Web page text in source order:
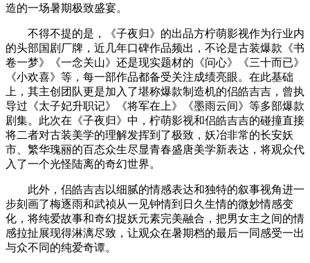
造的一场暑期极致盛宴。
不得不提的是，《子夜归》的出品方柠萌影视作为行业内
的头部国剧厂牌，近几年口碑作品频出，不论是古装爆款《书
卷一梦》《一念关山》还是现实题材的《问心》《三十而已》
《小欢喜》等，每一部作品都备受关注成绩亮眼。在此基础
上，其主创团队更是加入了堪称爆款制造机的侣皓吉吉，曾执
导过《太子妃升职记》《将军在上》《墨雨云间》等多部爆款
剧集。此次在《子夜归》中，柠萌影视和侣皓吉吉的碰撞直接
将二者对古装美学的理解发挥到了极致，妖冶非常的长安妖
市、繁华瑰丽的百态众生尽显青春盛唐美学新表达，将观众代
入了一个光怪陆离的奇幻世界。
此外，侣皓吉吉以细腻的情感表达和独特的叙事视角进一
步刻画了梅逐雨和武祯从一见钟情到日久生情的微妙情感变
化，将纯爱故事和奇幻捉妖元素完美融合，把男女主之间的情
感拉扯展现得淋漓尽致，让观众在暑期档的最后一同感受一出
与众不同的纯爱奇谭。